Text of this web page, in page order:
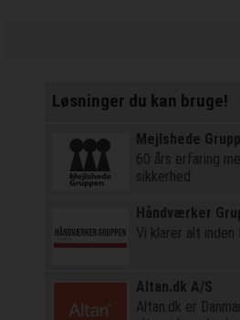
Løsninger du kan bruge!
Mejlshede
60 års erfaring
sikkerhed
Håndværker
Vi klarer alt
Altan.dk A/S
Altan.dk er